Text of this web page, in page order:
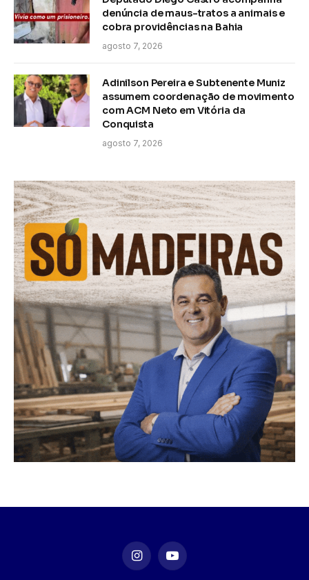
denúncia de maus-tratos a animais e
cobra providências na Bahia
agosto 7, 2026
Adinilson Pereira e Subtenente Muniz
assumem coordenação de movimento
com ACM Neto em Vitória da
Conquista
agosto 7, 2026
InstagramYouTube